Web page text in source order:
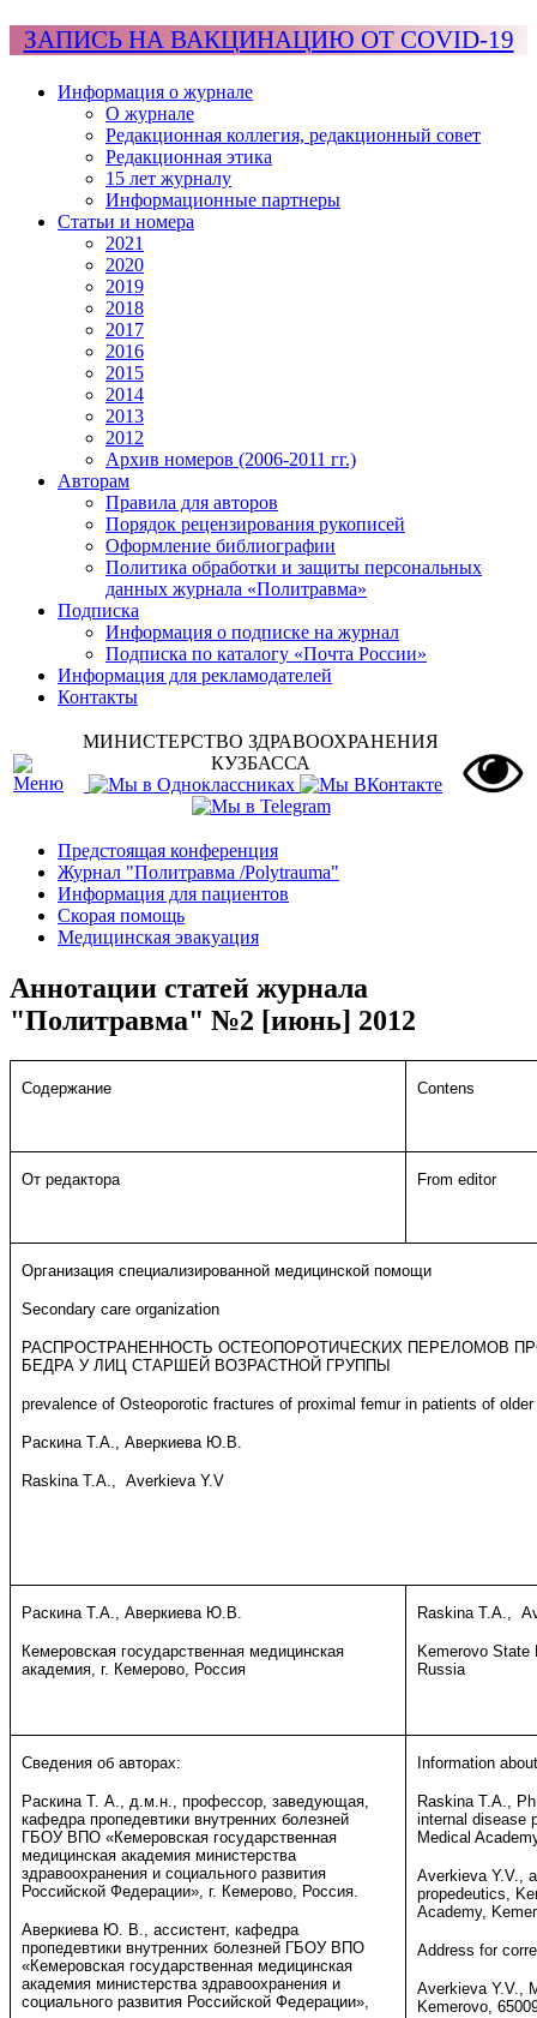
ЗАПИСЬ НА ВАКЦИНАЦИЮ ОТ COVID-19
Информация о журнале
О журнале
Редакционная коллегия, редакционный совет
Редакционная этика
15 лет журналу
Информационные партнеры
Статьи и номера
2021
2020
2019
2018
2017
2016
2015
2014
2013
2012
Архив номеров (2006-2011 гг.)
Авторам
Правила для авторов
Порядок рецензирования рукописей
Оформление библиографии
Политика обработки и защиты персональных
данных журнала «Политравма»
Подписка
Информация о подписке на журнал
Подписка по каталогу «Почта России»
Информация для рекламодателей
Контакты
МИНИСТЕРСТВО ЗДРАВООХРАНЕНИЯ
КУЗБАССА
Предстоящая конференция
Журнал "Политравма /Polytrauma"
Информация для пациентов
Скорая помощь
Медицинская эвакуация
Аннотации статей журнала
"Политравма" №2 [июнь] 2012
Содержание Contens
От редактора From editor
Организация специализированной медицинской помощи
Secondary care organization
РАСПРОСТРАНЕННОСТЬ ОСТЕОПОРОТИЧЕСКИХ ПЕРЕЛОМОВ
БЕДРА У ЛИЦ СТАРШЕЙ ВОЗРАСТНОЙ ГРУППЫ
prevalence of Osteoporotic fractures of proximal femur in patients of
Раскина Т.А., Аверкиева Ю.В.
Raskina T.A., Averkieva Y.V
Раскина Т.А., Аверкиева Ю.В.
Кемеровская государственная медицинская
академия, г. Кемерово, Россия
Raskina T.A.,
Kemerovo State
Russia
Сведения об авторах:
Раскина Т. А., д.м.н., профессор, заведующая,
кафедра пропедевтики внутренних болезней
ГБОУ ВПО «Кемеровская государственная
медицинская академия министерства
здравоохранения и социального развития
Российской Федерации», г. Кемерово, Россия.
Аверкиева Ю. В., ассистент, кафедра
пропедевтики внутренних болезней ГБОУ ВПО
«Кемеровская государственная медицинская
академия министерства здравоохранения и
социального развития Российской Федерации»,
Information
Raskina T.A.,
internal disease
Medical
Averkieva Y.V.,
propedeutics,
Academy,
Address for
Averkieva Y.V.,
Kemerovo,